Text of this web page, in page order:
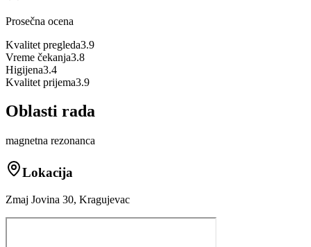
Prosečna ocena
Kvalitet pregleda3.9
Vreme čekanja3.8
Higijena3.4
Kvalitet prijema3.9
Oblasti rada
magnetna rezonanca
Lokacija
Zmaj Jovina 30, Kragujevac